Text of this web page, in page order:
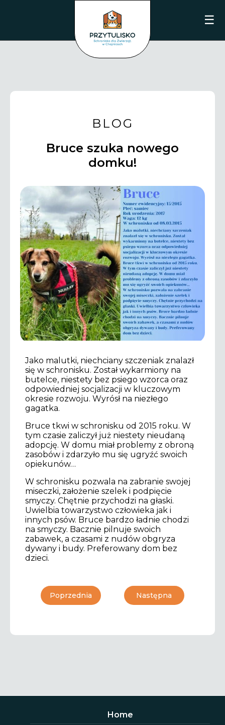
☰
BLOG
Bruce szuka nowego
domku!
Jako malutki, niechciany szczeniak znalazł
się w schronisku. Został wykarmiony na
butelce, niestety bez psiego wzorca oraz
odpowiedniej socjalizacji w kluczowym
okresie rozwoju. Wyrósł na niezłego
gagatka.
Bruce tkwi w schronisku od 2015 roku. W
tym czasie zaliczył już niestety nieudaną
adopcję. W domu miał problemy z obroną
zasobów i zdarzyło mu się ugryźć swoich
opiekunów…
W schronisku pozwala na zabranie swojej
miseczki, założenie szelek i podpięcie
smyczy. Chętnie przychodzi na głaski.
Uwielbia towarzystwo człowieka jak i
innych psów. Bruce bardzo ładnie chodzi
na smyczy. Bacznie pilnuje swoich
zabawek, a czasami z nudów obgryza
dywany i budy. Preferowany dom bez
dzieci.
Poprzednia Następna
Home